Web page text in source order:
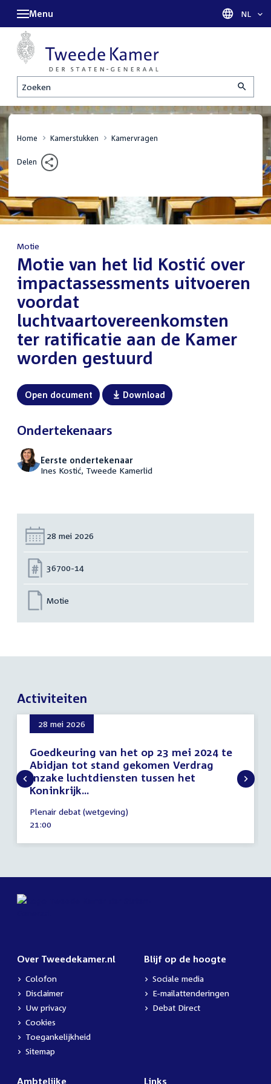
Zoeken
Menu Taal
NL
Home Kamerstukken Kamervragen
Delen
Motie
:Motie van het lid Kostić over
impactassessments uitvoeren
voordat
luchtvaartovereenkomsten
ter ratificatie aan de Kamer
worden gestuurd
Open document Download
Ondertekenaars
Eerste ondertekenaar
Ines Kostić, Tweede Kamerlid
Datum:
28 mei 2026
Nummer:
36700-14
Motie
Activiteiten
28 mei 2026
Goedkeuring van het op 23 mei 2024 te
Abidjan tot stand gekomen Verdrag
inzake luchtdiensten tussen het
Koninkrijk...
mei
2026
Plenair debat (wetgeving)
Tijd
21:00
Over Tweedekamer.nl
Colofon
Disclaimer
Uw privacy
Cookies
Toegankelijkheid
Sitemap
Blijf op de hoogte
Sociale media
E-mailattenderingen
Debat Direct
Ambtelijke Links